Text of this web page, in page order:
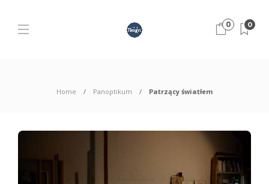
0 0
Home Panoptikum Patrzący światłem